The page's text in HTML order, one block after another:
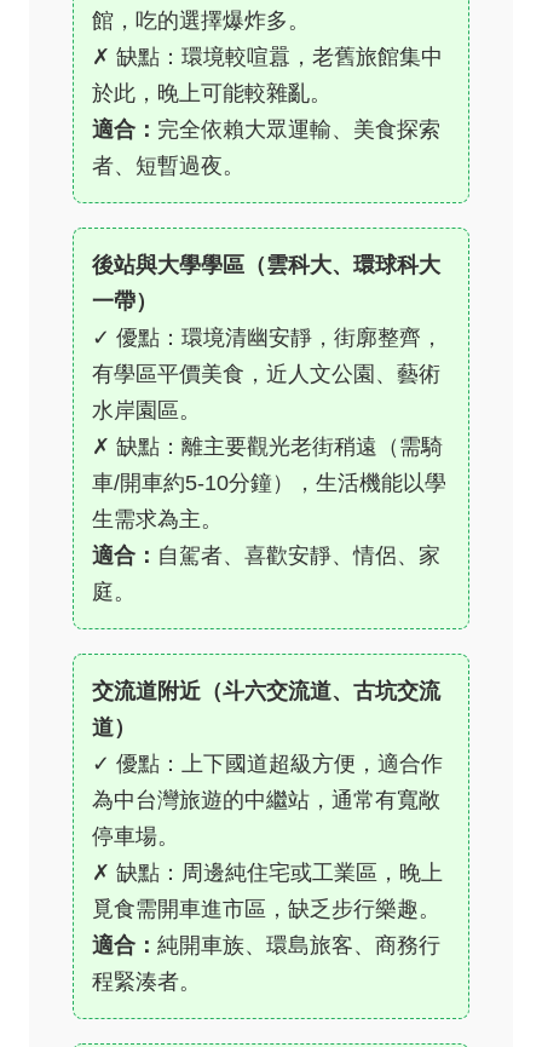
館，吃的選擇爆炸多。
✗ 缺點：環境較喧囂，老舊旅館集中
於此，晚上可能較雜亂。
適合： 完全依賴大眾運輸、美食探索
者、短暫過夜。
後站與大學學區（雲科大、環球科大
一帶）
✓ 優點：環境清幽安靜，街廓整齊，
有學區平價美食，近人文公園、藝術
水岸園區。
✗ 缺點：離主要觀光老街稍遠（需騎
車/開車約5-10分鐘），生活機能以學
生需求為主。
適合： 自駕者、喜歡安靜、情侶、家
庭。
交流道附近（斗六交流道、古坑交流
道）
✓ 優點：上下國道超級方便，適合作
為中台灣旅遊的中繼站，通常有寬敞
停車場。
✗ 缺點：周邊純住宅或工業區，晚上
覓食需開車進市區，缺乏步行樂趣。
適合： 純開車族、環島旅客、商務行
程緊湊者。